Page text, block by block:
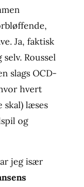
Ja, faktisk
Roussel
slags OCD-
hvert
skal) læses
og
jeg især